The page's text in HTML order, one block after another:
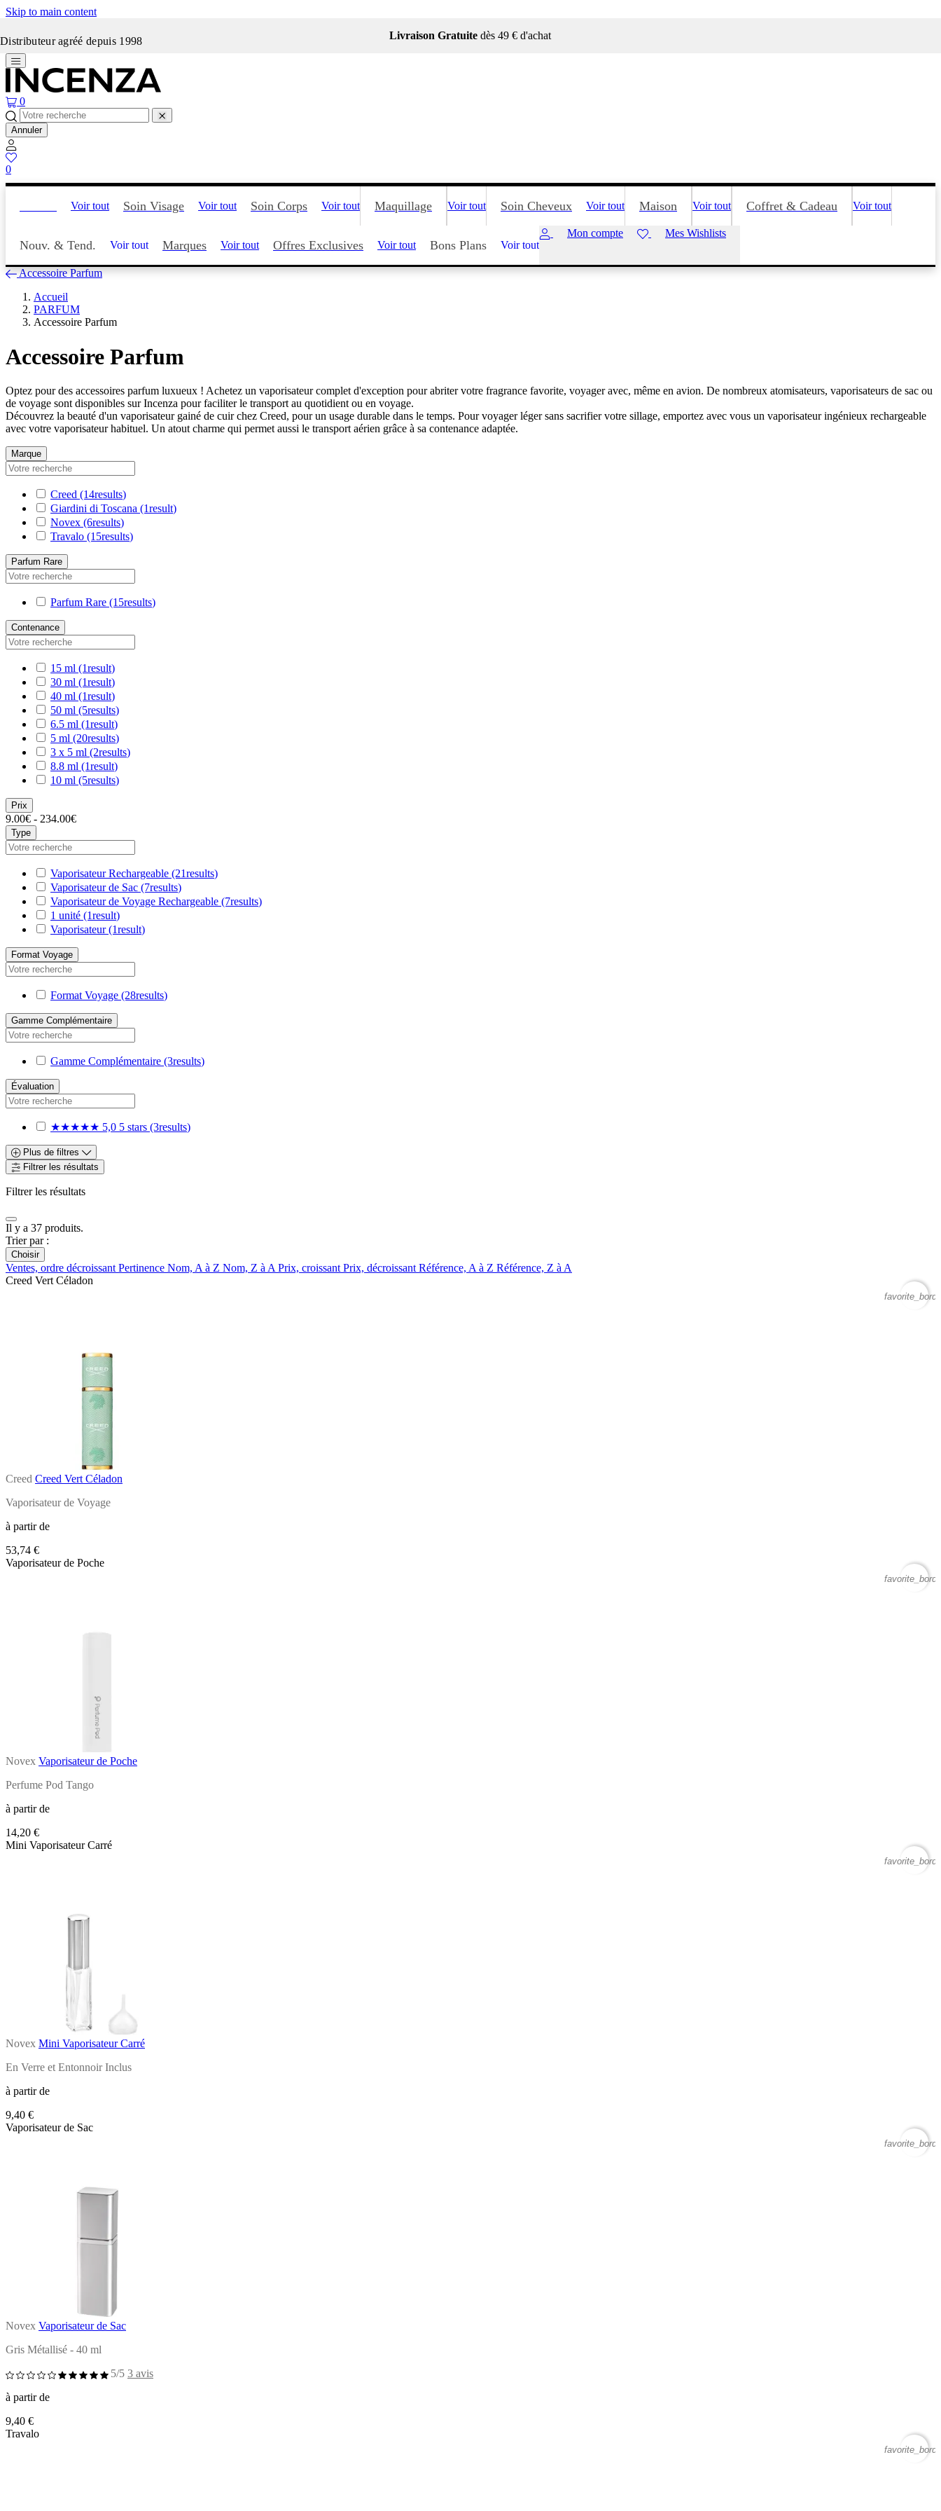
Skip to main content
Distributeur agréé depuis 1998Incenza fait peau neuve Livraison Gratuitedès 49 € d'achat
0
Annuler
0
Voir tout Soin Visage Voir tout Soin Corps Voir tout Maquillage Voir tout Soin Cheveux Voir tout Maison Voir tout Coffret & Cadeau Voir tout
Nouv. & Tend. Voir tout Marques Voir tout Offres Exclusives Voir tout Bons Plans Voir tout
Mon compte Mes Wishlists
Accessoire Parfum
Accueil
PARFUM
Accessoire Parfum
Accessoire Parfum
Optez pour des accessoires parfum luxueux ! Achetez un vaporisateur complet d'exception pour abriter votre fragrance favorite, voyager avec, même en avion. De nombreux atomisateurs, vaporisateurs de sac ou
de voyage sont disponibles sur Incenza pour faciliter le transport au quotidient ou en voyage.
Découvrez la beauté d'un vaporisateur gainé de cuir chez Creed, pour un usage durable dans le temps. Pour voyager léger sans sacrifier votre sillage, emportez avec vous un vaporisateur ingénieux rechargeable
avec votre vaporisateur habituel. Un atout charme qui permet aussi le transport aérien grâce à sa contenance adaptée.
Marque
Creed (14results)
Giardini di Toscana (1result)
Novex (6results)
Travalo (15results)
Parfum Rare
Parfum Rare (15results)
Contenance
15 ml (1result)
30 ml (1result)
40 ml (1result)
50 ml (5results)
6.5 ml (1result)
5 ml (20results)
3 x 5 ml (2results)
8.8 ml (1result)
10 ml (5results)
Prix
9.00€ - 234.00€
Type
Vaporisateur Rechargeable (21results)
Vaporisateur de Sac (7results)
Vaporisateur de Voyage Rechargeable (7results)
1 unité (1result)
Vaporisateur(1result)
Format Voyage
Format Voyage (28results)
Gamme Complémentaire
Gamme Complémentaire (3results)
Évaluation
★★★★★ 5,0 5 stars (3results)
Plus de filtres
Filtrer les résultats
Filtrer les résultats
Il y a 37 produits.
Trier par :
Choisir
Ventes, ordre décroissant Pertinence Nom, A à Z Nom, Z à A Prix, croissant Prix, décroissant Référence, A à Z Référence, Z à A
Creed Vert Céladon
Creed Creed Vert Céladon
Vaporisateur de Voyage
à partir de
53,74 €
Vaporisateur de Poche
Novex Vaporisateur de Poche
Perfume Pod Tango
à partir de
14,20 €
Mini Vaporisateur Carré
Novex Mini Vaporisateur Carré
En Verre et Entonnoir Inclus
à partir de
9,40 €
Vaporisateur de Sac
Novex Vaporisateur de Sac
Gris Métallisé - 40 ml
5/5 3 avis
à partir de
9,40 €
Travalo